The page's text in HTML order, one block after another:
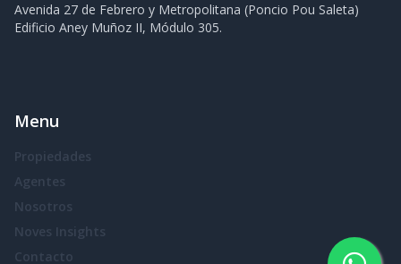
Avenida 27 de Febrero y Metropolitana (Poncio Pou Saleta)
Edificio Aney Muñoz II, Módulo 305.
Menu
Propiedades
Agentes
Nosotros
Noves Insights
Contacto